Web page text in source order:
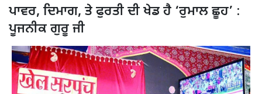
ਪਾਵਰ, ਦਿਮਾਗ, ਤੇ ਫੁਰਤੀ ਦੀ ਖੇਡ ਹੈ ‘ਰੁਮਾਲ ਛੂਹ’ :
ਪੂਜਨੀਕ ਗੁਰੂ ਜੀ